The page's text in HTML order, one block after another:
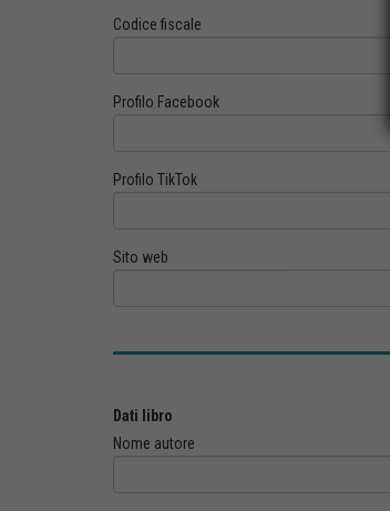
Codice fiscale
Profilo Facebook
Profilo TikTok
Sito web
Dati libro
Nome autore